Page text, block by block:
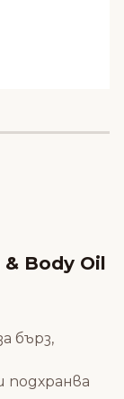
& Body Oil
бърз,
подхранва